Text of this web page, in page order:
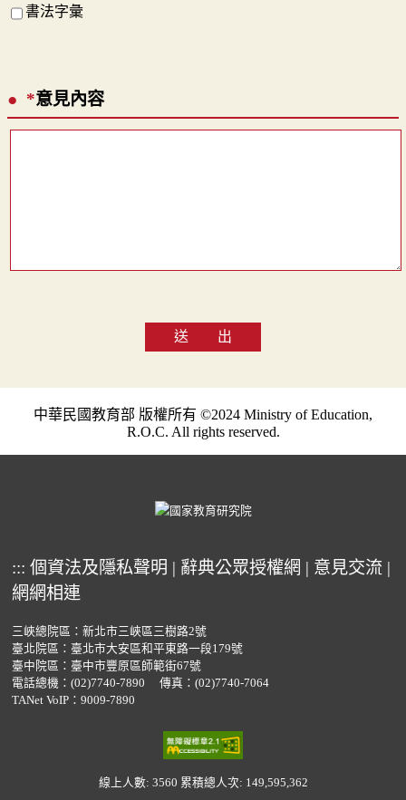
書法字彙
*意見內容
送 出
中華民國教育部 版權所有 ©2024 Ministry of Education,
R.O.C. All rights reserved.
::: 個資法及隱私聲明 | 辭典公眾授權網 | 意見交流 |
網網相連
三峽總院區：新北市三峽區三樹路2號
臺北院區：臺北市大安區和平東路一段179號
臺中院區：臺中市豐原區師範街67號
電話總機： (02)7740-7890
傳真：(02)7740-7064
TANet VoIP：9009-7890
線上人數: 3560 累積總人次: 149,595,362